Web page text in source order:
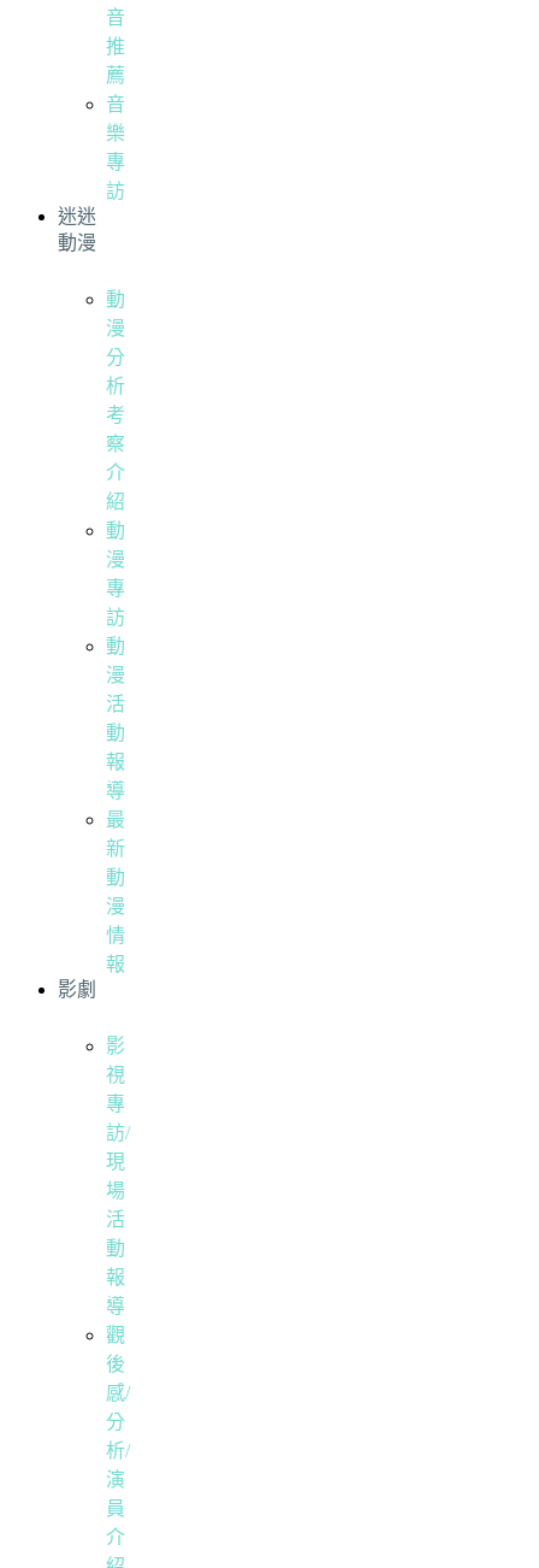
音
推
薦
音
樂
專
訪
迷迷
動漫
動
漫
分
析
考
察
介
紹
動
漫
專
訪
動
漫
活
動
報
導
最
新
動
漫
情
報
影劇
影
視
專
訪/
現
場
活
動
報
導
觀
後
感/
分
析/
演
員
介